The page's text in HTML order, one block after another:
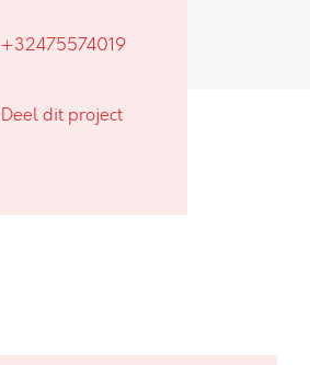
+32475574019
Deel dit project